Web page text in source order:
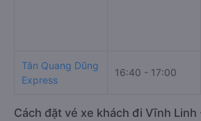
Tân Quang Dũng
Express
16:40 - 17:00
Cách đặt vé xe khách đi Vĩnh